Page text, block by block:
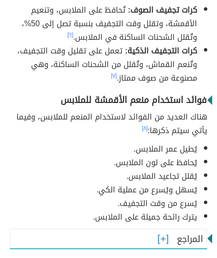
كرات تجفيف الصوف:تُحافظ على الملابس، وتنعيم
الأقمشة، وتقلل وقت التجفيف بنسبة تصل إلى 50%،
وتُقلل الشحنات الساكنة في الملابس.[٦]
كرات التجفيف الذكية:تعمل على تقليل وقت التجفيف،
وتُنعم القماش، وتُقلل من الشحنات الساكنة، وهي
مصنوعة من صوف ممتاز.[٧]
فوائد استخدام منعم الأقمشة للملابس
هناك العديد من الفوائد لاستخدام المنعم للملابس، وفيما
يأتي سيتم ذكرها:[٨]
يُطيل عمر الملابس.
يُحافظ على لون الملابس.
يُقلل تجاعيد الملابس.
يُسهل ويُسرع من عملية الكي.
يُسرع من وقت التجفيف.
يترك رائحة جميلة على الملابس.
المراجع